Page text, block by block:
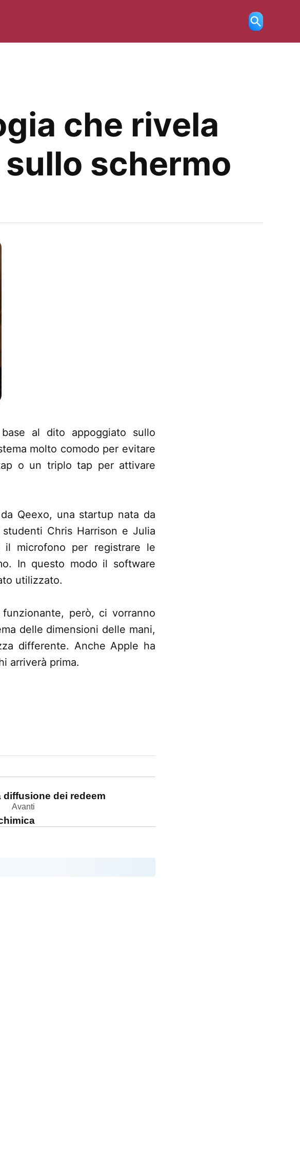
Ricerca
aperta
che rivela
schermo
al dito appoggiato sullo
molto comodo per evitare
o un triplo tap per attivare
Qeexo, una startup nata da
Chris Harrison e Julia
microfono per registrare le
In questo modo il software
utilizzato.
però, ci vorranno
delle dimensioni delle mani,
differente. Anche Apple ha
arriverà prima.
diffusione dei redeem
Avanti